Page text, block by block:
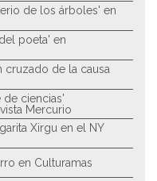
de los árboles' en
poeta' en
cruzado de la causa
de ciencias'
Mercurio
Xirgu en el NY
en Culturamas